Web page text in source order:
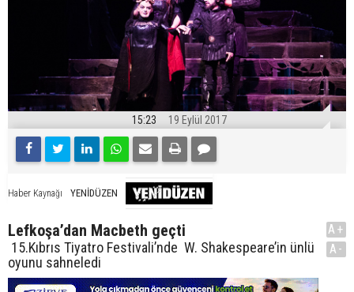
15:23 19 Eylül 2017
Haber Kaynağı YENİDÜZEN
Lefkoşa’dan Macbeth geçti
15.Kıbrıs Tiyatro Festivali’nde W. Shakespeare’in ünlü
oyunu sahneledi
A+
A-